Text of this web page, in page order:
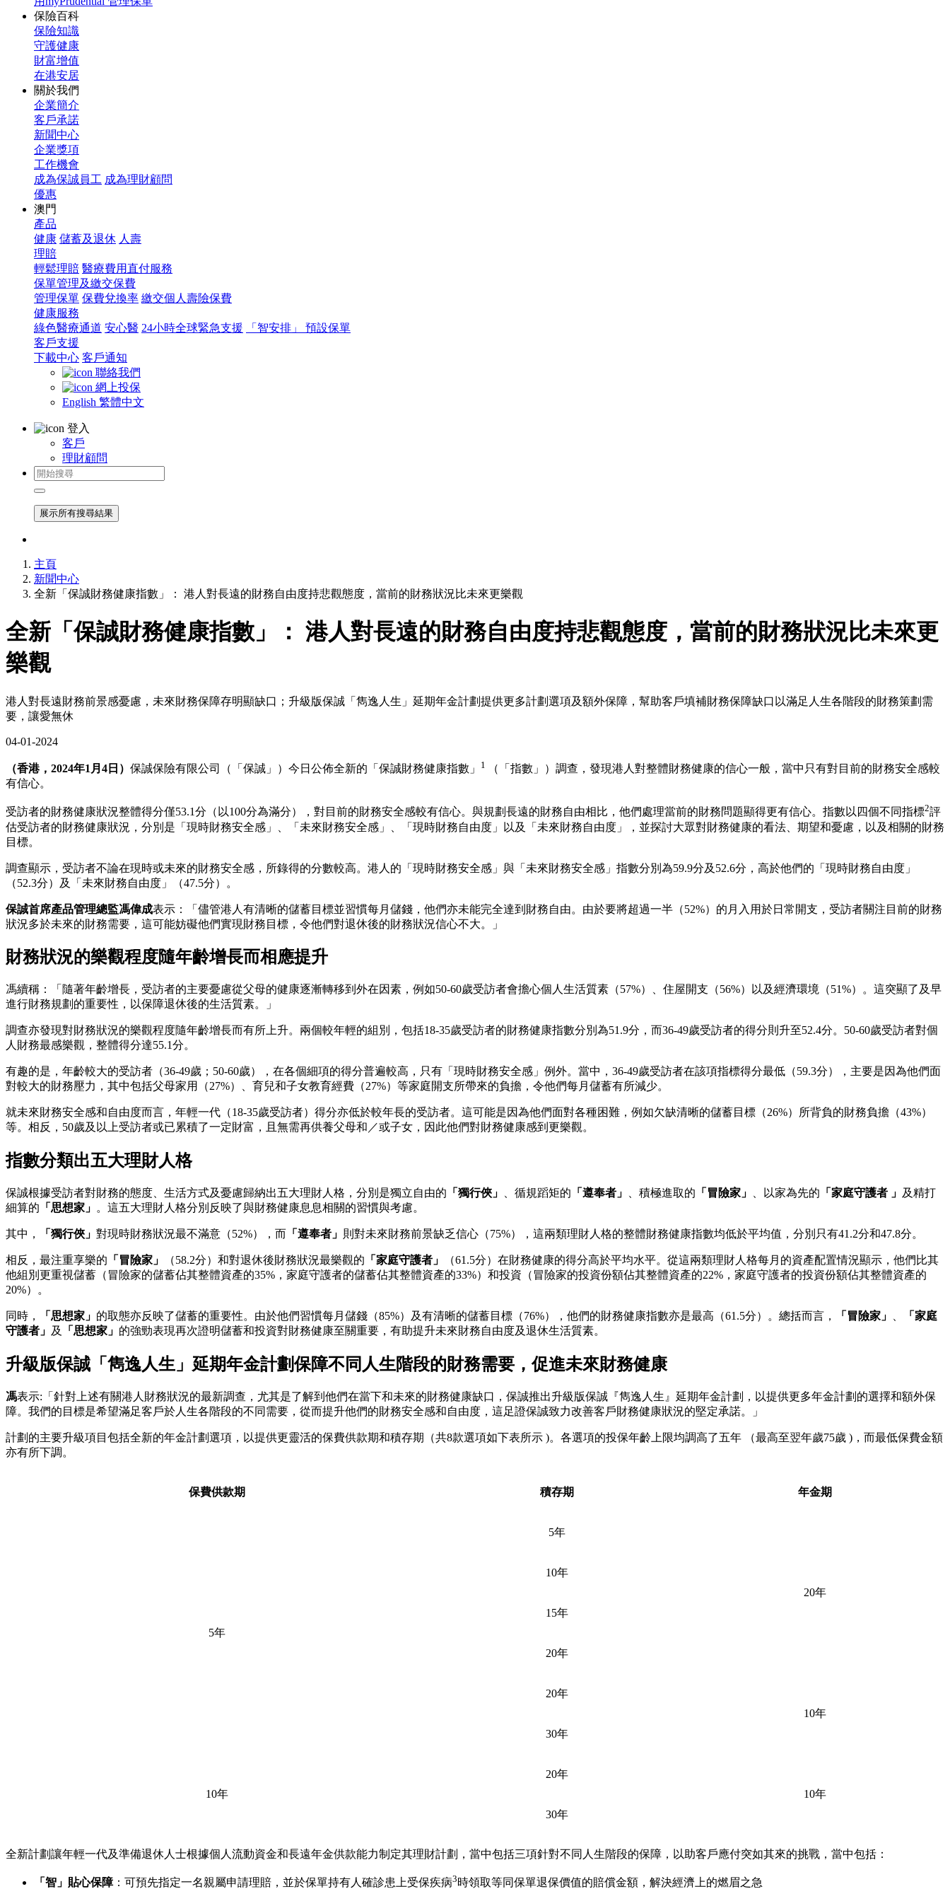
保險百科
保險知識
守護健康
財富增值
在港安居
關於我們
企業簡介
客戶承諾
新聞中心
企業獎項
工作機會
成為保誠員工 成為理財顧問
優惠
澳門
產品
健康 儲蓄及退休 人壽
理賠
輕鬆理賠 醫療費用直付服務
保單管理及繳交保費
管理保單 保費兌換率 繳交個人壽險保費
健康服務
綠色醫療通道 安心醫 24小時全球緊急支援
「智安排」 預設保單
客戶支援
下載中心 客戶通知
聯絡我們
網上投保
English 繁體中文
登入
客戶
理財顧問
展示所有搜尋結果
主頁
新聞中心
全新「保誠財務健康指數」： 港人對長遠的財務自由度持悲觀態度，當前的財務狀況比未來更樂觀
全新「保誠財務健康指數」： 港人對長遠的財務自由度持悲觀態度，當前的財務狀況比未來更
樂觀
港人對長遠財務前景感憂慮，未來財務保障存明顯缺口；升級版保誠「雋逸人生」延期年金計劃提供更多計劃選項及額外保障，幫助客戶填補財務保障缺口以滿足人生各階段的財務策劃需
要，讓愛無休
04-01-2024
（香港，2024年1月4日） 保誠保險有限公司（「保誠」）今日公佈全新的「保誠財務健康指數」 1
（「指數」）調查，發現港人對整體財務健康的信心一般，當中只有對目前的財務安全感較
有信心。
受訪者的財務健康狀況整體得分僅53.1分（以100分為滿分），對目前的財務安全感較有信心。與規劃長遠的財務自由相比，他們處理當前的財務問題顯得更有信心。指數以四個不同指標2評
估受訪者的財務健康狀況，分別是「現時財務安全感」、「未來財務安全感」、「現時財務自由度」以及「未來財務自由度」，並探討大眾對財務健康的看法、期望和憂慮，以及相關的財務
目標。
調查顯示，受訪者不論在現時或未來的財務安全感，所錄得的分數較高。港人的「現時財務安全感」與「未來財務安全感」指數分別為59.9分及52.6分，高於他們的「現時財務自由度」
（52.3分）及「未來財務自由度」（47.5分）。
保誠首席產品管理總監馮偉成表示：「儘管港人有清晰的儲蓄目標並習慣每月儲錢，他們亦未能完全達到財務自由。由於要將超過一半（52%）的月入用於日常開支，受訪者關注目前的財務
狀況多於未來的財務需要，這可能妨礙他們實現財務目標，令他們對退休後的財務狀況信心不大。」
財務狀況的樂觀程度隨年齡增長而相應提升
馮續稱：「隨著年齡增長，受訪者的主要憂慮從父母的健康逐漸轉移到外在因素，例如50-60歲受訪者會擔心個人生活質素（57%）、住屋開支（56%）以及經濟環境（51%）。這突顯了及早
進行財務規劃的重要性，以保障退休後的生活質素。」
調查亦發現對財務狀況的樂觀程度隨年齡增長而有所上升。兩個較年輕的組別，包括18-35歲受訪者的財務健康指數分別為51.9分，而36-49歲受訪者的得分則升至52.4分。50-60歲受訪者對個
人財務最感樂觀，整體得分達55.1分。
有趣的是，年齡較大的受訪者（36-49歲；50-60歲），在各個細項的得分普遍較高，只有「現時財務安全感」例外。當中，36-49歲受訪者在該項指標得分最低（59.3分），主要是因為他們面
對較大的財務壓力，其中包括父母家用（27%）、育兒和子女教育經費（27%）等家庭開支所帶來的負擔，令他們每月儲蓄有所減少。
就未來財務安全感和自由度而言，年輕一代（18-35歲受訪者）得分亦低於較年長的受訪者。這可能是因為他們面對各種困難，例如欠缺清晰的儲蓄目標（26%）所背負的財務負擔（43%）
等。相反，50歲及以上受訪者或已累積了一定財富，且無需再供養父母和／或子女，因此他們對財務健康感到更樂觀。
指數分類出五大理財人格
保誠根據受訪者對財務的態度、生活方式及憂慮歸納出五大理財人格，分別是獨立自由的 「獨行俠」 、循規蹈矩的 「遵奉者」 、積極進取的 「冒險家」 、以家為先的 「家庭守護者 」 及精打
細算的 「思想家」 。這五大理財人格分別反映了與財務健康息息相關的習慣與考慮。
其中， 「獨行俠」 對現時財務狀況最不滿意（52%），而 「遵奉者」 則對未來財務前景缺乏信心（75%），這兩類理財人格的整體財務健康指數均低於平均值，分別只有41.2分和47.8分。
相反，最注重享樂的 「冒險家」 （58.2分）和對退休後財務狀況最樂觀的 「家庭守護者」
（61.5分）在財務健康的得分高於平均水平。從這兩類理財人格每月的資產配置情況顯示，他們比其
他組別更重視儲蓄（冒險家的儲蓄佔其整體資產的35%，家庭守護者的儲蓄佔其整體資產的33%）和投資（冒險家的投資份額佔其整體資產的22%，家庭守護者的投資份額佔其整體資產的
20%）。
同時， 「思想家」 的取態亦反映了儲蓄的重要性。由於他們習慣每月儲錢（85%）及有清晰的儲蓄目標（76%），他們的財務健康指數亦是最高（61.5分）。總括而言， 「冒險家」
「家庭
守護者」 及 「思想家」 的強勁表現再次證明儲蓄和投資對財務健康至關重要，有助提升未來財務自由度及退休生活質素。
升級版保誠「雋逸人生」延期年金計劃保障不同人生階段的財務需要，促進未來財務健康
馮表示:「針對上述有關港人財務狀況的最新調查，尤其是了解到他們在當下和未來的財務健康缺口，保誠推出升級版保誠『雋逸人生』延期年金計劃，以提供更多年金計劃的選擇和額外保
障。我們的目標是希望滿足客戶於人生各階段的不同需要，從而提升他們的財務安全感和自由度，這足證保誠致力改善客戶財務健康狀況的堅定承諾。」
計劃的主要升級項目包括全新的年金計劃選項，以提供更靈活的保費供款期和積存期（共8款選項如下表所示 )。各選項的投保年齡上限均調高了五年 （最高至翌年歲75歲 )，而最低保費金額
亦有所下調。
保費供款期 積存期 年金期
5年
5年
20年
10年
15年
20年
20年
10年
30年
10年
20年
10年
30年
全新計劃讓年輕一代及準備退休人士根據個人流動資金和長遠年金供款能力制定其理財計劃，當中包括三項針對不同人生階段的保障，以助客戶應付突如其來的挑戰，當中包括：
「智」貼心保障：可預先指定一名親屬申請理賠，並於保單持有人確診患上受保疾病3時領取等同保單退保價值的賠償金額，解決經濟上的燃眉之急